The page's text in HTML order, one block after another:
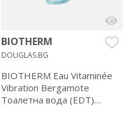
BIOTHERM
DOUGLAS.BG
BIOTHERM Eau Vitaminée
Vibration Bergamote
Тоалетна вода (EDT)